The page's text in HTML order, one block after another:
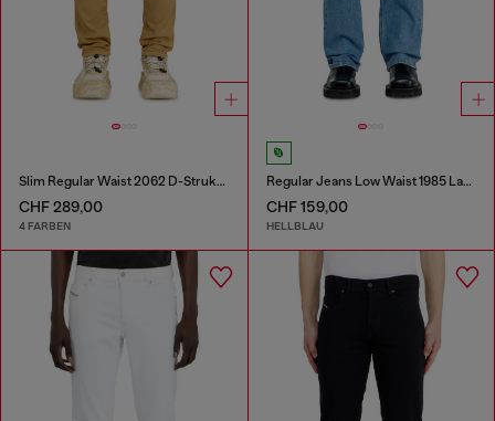
Slim Regular Waist 2062 D-Strukt Joggjeans®
CHF 289,00
4 FARBEN
Regular Jeans Low Waist 1985 Larkee
CHF 159,00
HELLBLAU